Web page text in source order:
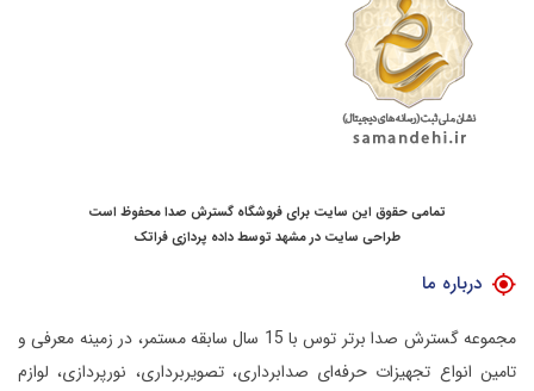
تمامی حقوق این سایت برای فروشگاه گسترش صدا محفوظ است
طراحی سایت در مشهد توسطداده پردازی فراتک
درباره ما
مجموعه گسترش صدا برتر توس با 15 سال سابقه مستمر، در زمینه معرفی و
تامین انواع تجهیزات حرفه‌ای صدابرداری، تصویربرداری، نورپردازی، لوازم